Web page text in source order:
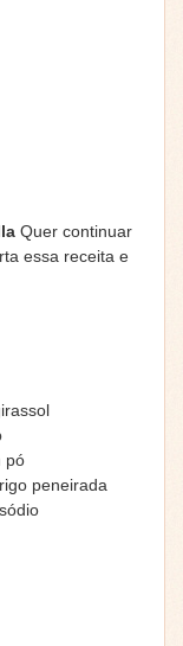
Quer continuar
essa receita e
pó
peneirada